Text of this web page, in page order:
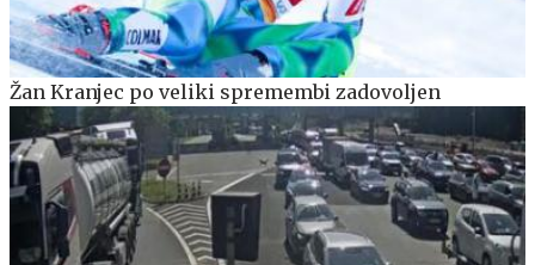
Žan Kranjec po veliki spremembi zadovoljen